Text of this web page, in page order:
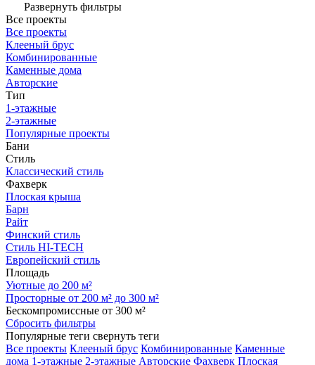
Развернуть фильтры
Все проекты
Все проекты
Клееный брус
Комбинированные
Каменные дома
Авторские
Тип
1-этажные
2-этажные
Популярные проекты
Бани
Стиль
Классический стиль
Фахверк
Плоская крыша
Барн
Райт
Финский стиль
Стиль HI-TECH
Европейский стиль
Площадь
Уютные до 200 м²
Просторные от 200 м² до 300 м²
Бескомпромиссные от 300 м²
Сбросить фильтры
Популярные теги свернуть теги
Все проекты Клееный брус Комбинированные Каменные
дома 1-этажные 2-этажные Авторские Фахверк Плоская